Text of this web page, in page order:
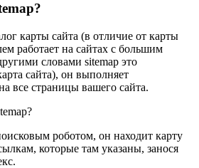
карты сайта (в отличие от карты
работает на сайтах с большим
словами sitemap это
сайта), он выполняет
все страницы вашего сайта.
роботом, он находит карту
которые там указаны, занося